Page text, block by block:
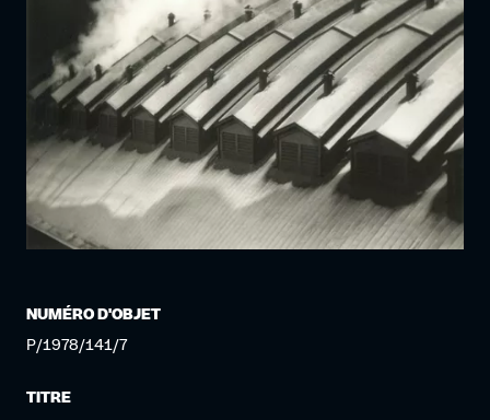
NUMÉRO D'OBJET
P/1978/141/7
TITRE